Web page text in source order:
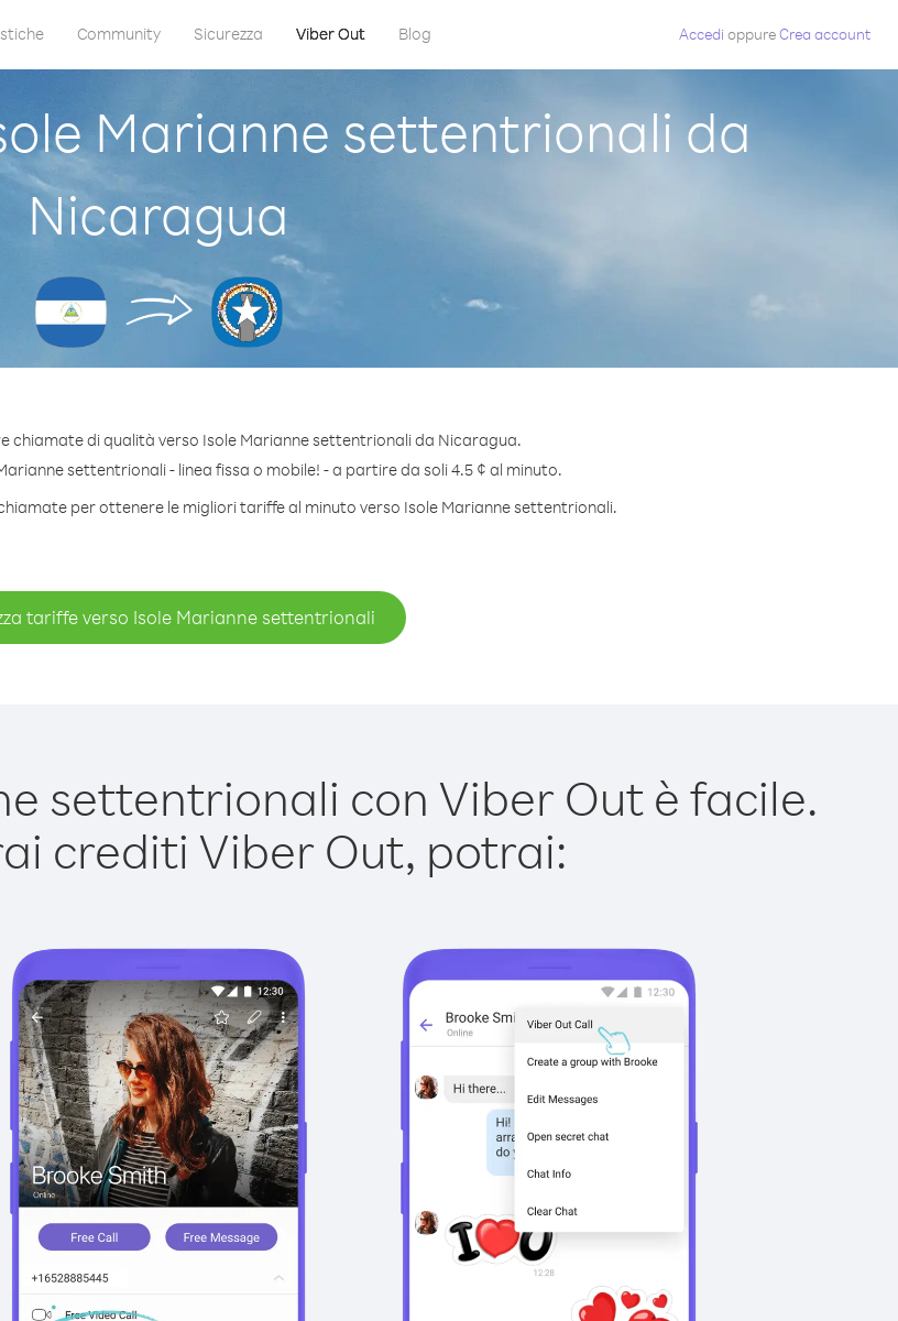
Community Sicurezza Viber Out Blog Accedi oppureCrea account
Marianne settentrionali da
Nicaragua
chiamate di qualità verso Isole Marianne settentrionali da Nicaragua.
settentrionali - linea fissa o mobile! - a partire da soli 4.5 ¢ al minuto.
per ottenere le migliori tariffe al minuto verso Isole Marianne settentrionali.
tariffe verso Isole Marianne settentrionali
settentrionali con Viber Out è facile.
crediti Viber Out, potrai: